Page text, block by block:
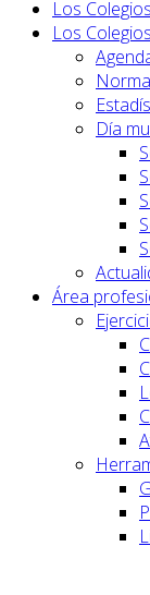
Los
Los Colegios
Día
Área